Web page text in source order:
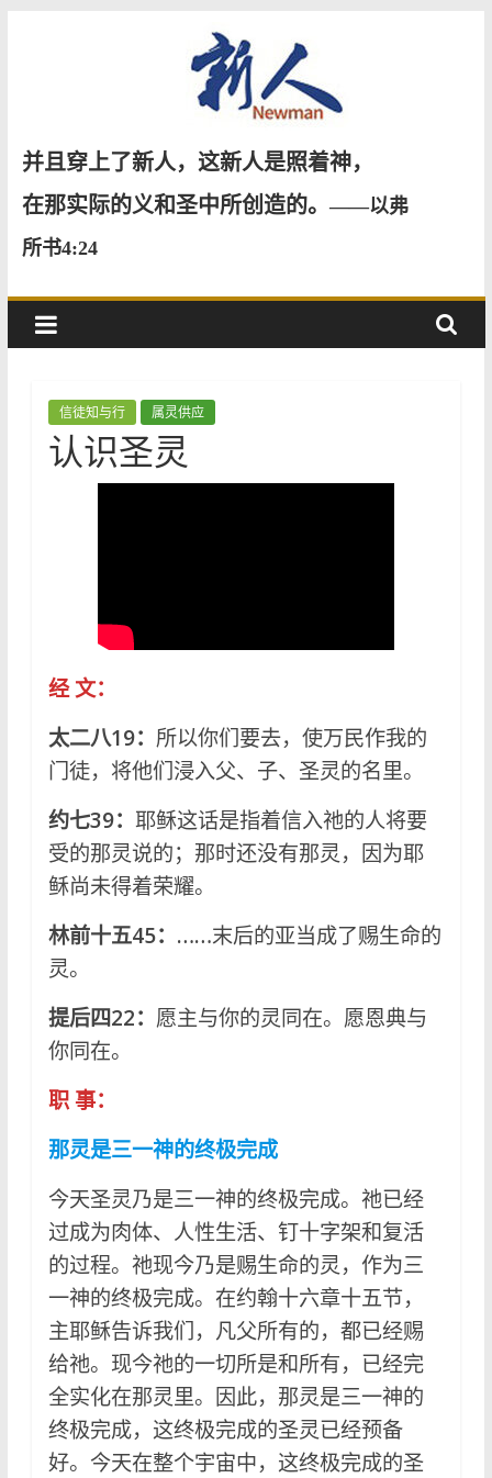
新
人
并且穿上了新人，这新人是照着神，
在那实际的义和圣中所创造的。——以弗
所书4:24
信徒知与行 属灵供应
认识圣灵
经 文：
太二八19： 所以你们要去，使万民作我的
门徒，将他们浸入父、子、圣灵的名里。
约七39：耶稣这话是指着信入祂的人将要
受的那灵说的；那时还没有那灵，因为耶
稣尚未得着荣耀。
林前十五45：……末后的亚当成了赐生命的
灵。
提后四22： 愿主与你的灵同在。愿恩典与
你同在。
职 事：
那灵是三一神的终极完成
今天圣灵乃是三一神的终极完成。祂已经
过成为肉体、人性生活、钉十字架和复活
的过程。祂现今乃是赐生命的灵，作为三
一神的终极完成。在约翰十六章十五节，
主耶稣告诉我们，凡父所有的，都已经赐
给祂。现今祂的一切所是和所有，已经完
全实化在那灵里。因此，那灵是三一神的
终极完成，这终极完成的圣灵已经预备
好。今天在整个宇宙中，这终极完成的圣